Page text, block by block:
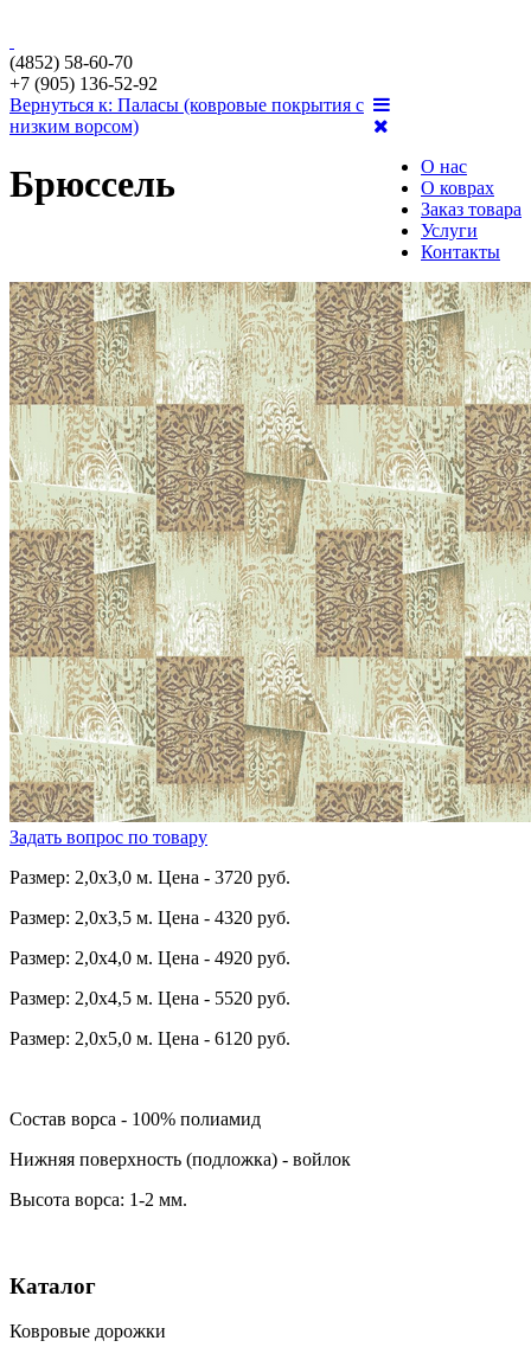
(4852) 58-60-70
+7 (905) 136-52-92
О нас
О коврах
Заказ товара
Услуги
Контакты
Вернуться к: Паласы (ковровые покрытия с
низким ворсом)
Брюссель
Задать вопрос по товару
Размер: 2,0х3,0 м. Цена - 3720 руб.
Размер: 2,0х3,5 м. Цена - 4320 руб.
Размер: 2,0х4,0 м. Цена - 4920 руб.
Размер: 2,0х4,5 м. Цена - 5520 руб.
Размер: 2,0х5,0 м. Цена - 6120 руб.
Состав ворса - 100% полиамид
Нижняя поверхность (подложка) - войлок
Высота ворса: 1-2 мм.
Каталог
Ковровые дорожки